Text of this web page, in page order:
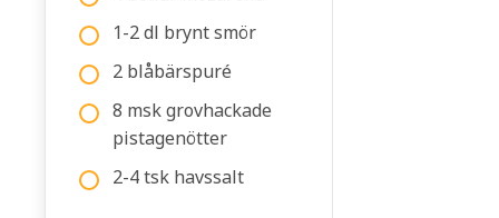
1-2 dl brynt smör
2 blåbärspuré
8 msk grovhackade
pistagenötter
2-4 tsk havssalt